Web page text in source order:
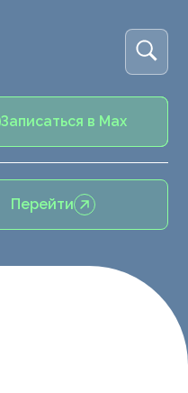
Записаться в Max
Перейти